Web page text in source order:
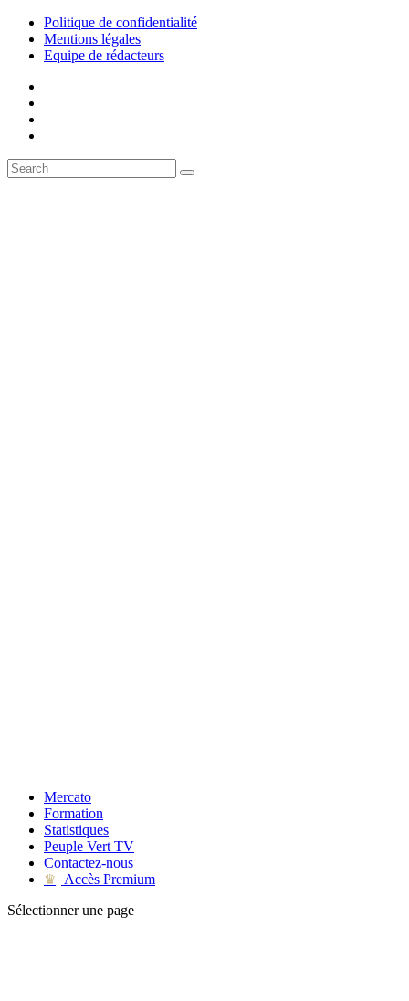
Politique de confidentialité
Mentions légales
Equipe de rédacteurs
Mercato
Formation
Statistiques
Peuple Vert TV
Contactez-nous
♛
Accès Premium
Sélectionner une page